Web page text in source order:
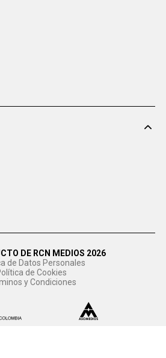
DE RCN MEDIOS 2026
de Datos Personales
de Cookies
y Condiciones